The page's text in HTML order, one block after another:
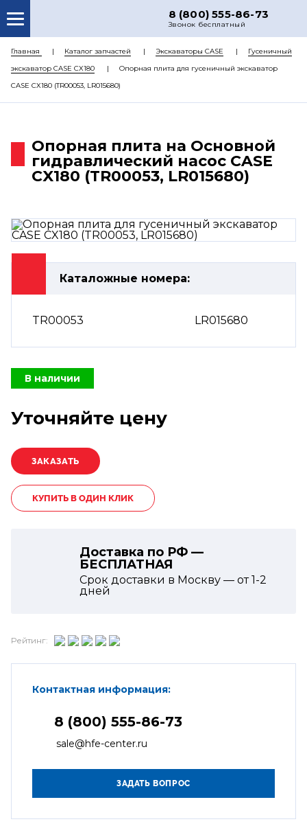
8 (800) 555-86-73
Звонок бесплатный
О НАС
КАТАЛОГ ЗАПЧАСТЕЙ
РЕМОНТ
ЦЕНЫ
КОНТАКТЫ
Главная Каталог запчастей Экскаваторы CASE
Гусеничный
экскаватор CASE CX180
Опорная плита для гусеничный экскаватор
CASE CX180 (TR00053, LR015680)
Опорная плита на Основной
гидравлический насос CASE
CX180 (TR00053, LR015680)
Каталожные номера:
TR00053 LR015680
В наличии
Уточняйте цену
КУПИТЬ В ОДИН КЛИК
Доставка по РФ —
БЕСПЛАТНАЯ
Срок доставки в Москву — от1-2
дней
Рейтинг:
Контактная информация:
8 (800) 555-86-73
sale@hfe-center.ru